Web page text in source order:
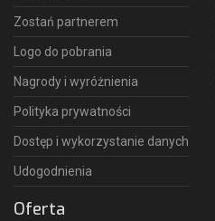
Zostań partnerem
Logo do pobrania
Nagrody i wyróżnienia
Polityka prywatności
Dostęp i wykorzystanie danych
Udogodnienia
Oferta